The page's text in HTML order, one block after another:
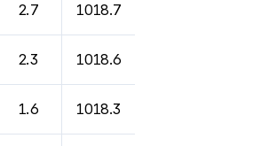
2.7 1018.7
2.3 1018.6
1.6 1018.3